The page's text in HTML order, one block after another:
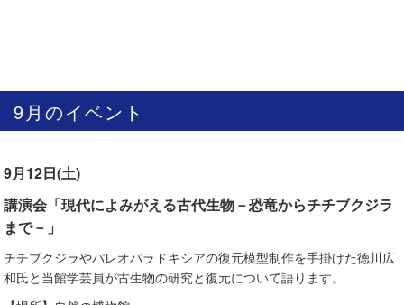
9月のイベント
9月12日(土)
講演会「現代によみがえる古代生物－恐竜からチチブクジラ
まで－」
チチブクジラやパレオパラドキシアの復元模型制作を手掛けた徳川広
和氏と当館学芸員が古生物の研究と復元について語ります。